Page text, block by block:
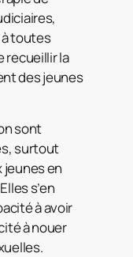
toutes
recueillir la
des jeunes
sont
surtout
jeunes en
s’en
à avoir
à nouer